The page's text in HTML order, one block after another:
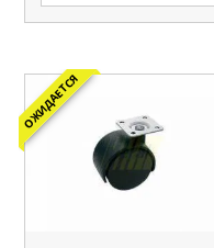
ОЖИДАЕТСЯ